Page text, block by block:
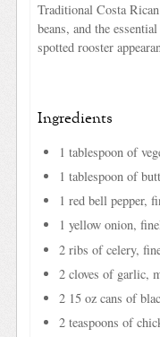
Traditional Costa
beans, and the
spotted rooster
Ingredients
1 tablespoon of
1 tablespoon of
1 red bell pepper,
1 yellow onion,
2 ribs of celery,
2 cloves of garlic,
2 15 oz cans of
2 teaspoons of